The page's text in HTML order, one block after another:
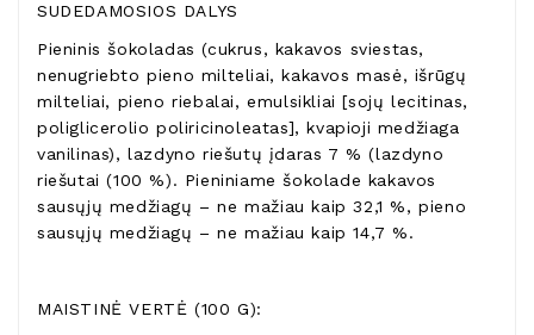
SUDEDAMOSIOS DALYS
Pieninis šokoladas (cukrus, kakavos sviestas,
nenugriebto pieno milteliai, kakavos masė, išrūgų
milteliai, pieno riebalai, emulsikliai [sojų lecitinas,
poliglicerolio poliricinoleatas], kvapioji medžiaga
vanilinas), lazdyno riešutų įdaras 7 % (lazdyno
riešutai (100 %). Pieniniame šokolade kakavos
sausųjų medžiagų – ne mažiau kaip 32,1 %, pieno
sausųjų medžiagų – ne mažiau kaip 14,7 %.
MAISTINĖ VERTĖ (100 G):